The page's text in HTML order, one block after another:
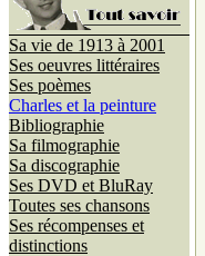
Sa vie de 1913 à 2001
Ses oeuvres littéraires
Ses poèmes
Charles et la peinture
Bibliographie
Sa filmographie
Sa discographie
Ses DVD et BluRay
Toutes ses chansons
Ses récompenses et
distinctions